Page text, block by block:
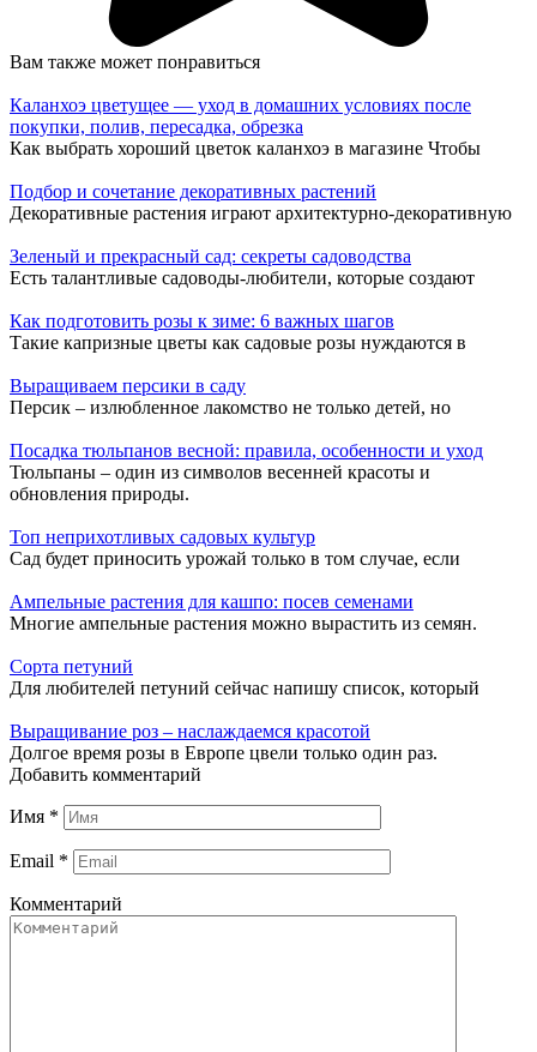
Вам также может понравиться
Каланхоэ цветущее — уход в домашних условиях после
покупки, полив, пересадка, обрезка
Как выбрать хороший цветок каланхоэ в магазине Чтобы
Подбор и сочетание декоративных растений
Декоративные растения играют архитектурно-декоративную
Зеленый и прекрасный сад: секреты садоводства
Есть талантливые садоводы-любители, которые создают
Как подготовить розы к зиме: 6 важных шагов
Такие капризные цветы как садовые розы нуждаются в
Выращиваем персики в саду
Персик – излюбленное лакомство не только детей, но
Посадка тюльпанов весной: правила, особенности и уход
Тюльпаны – один из символов весенней красоты и
обновления природы.
Топ неприхотливых садовых культур
Сад будет приносить урожай только в том случае, если
Ампельные растения для кашпо: посев семенами
Многие ампельные растения можно вырастить из семян.
Сорта петуний
Для любителей петуний сейчас напишу список, который
Выращивание роз – наслаждаемся красотой
Долгое время розы в Европе цвели только один раз.
Добавить комментарий
Имя *
Email *
Комментарий